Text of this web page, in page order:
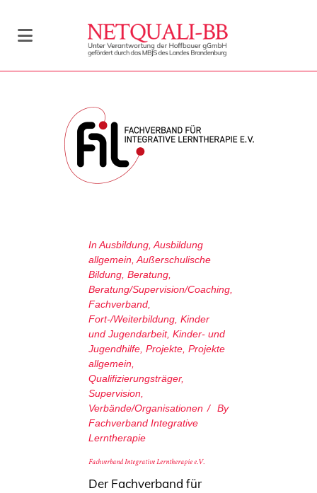
In Ausbildung Ausbildung
allgemein Außerschulische
Bildung Beratung
Beratung/Supervision/Coaching
Fachverband
Fort-/Weiterbildung Kinder
und Jugendarbeit, Kinder- und
Jugendhilfe Projekte Projekte
allgemein
Qualifizierungsträger,
Supervision
Verbände/Organisationen
By
Fachverband Integrative
Lerntherapie
Fachverband Integrative Lerntherapie e.V.
Der Fachverband für